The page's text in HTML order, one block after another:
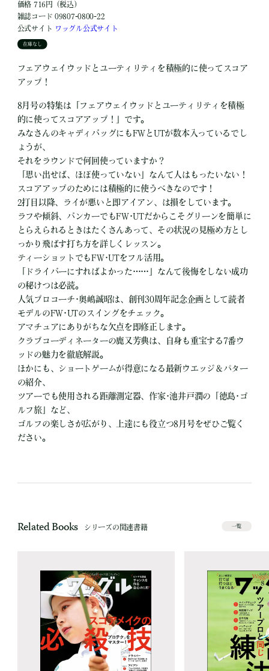
価格 716円（税込）
雑誌コード 09807-0800-22
公式サイト ワッグル公式サイト
在庫なし
フェアウェイウッドとユーティリティを積極的に使ってスコア
アップ！
8月号の特集は「フェアウェイウッドとユーティリティを積極
的に使ってスコアアップ！」です。
みなさんのキャディバッグにもFWとUTが数本入っているでし
ょうが、
それをラウンドで何回使っていますか？
「思い出せば、ほぼ使っていない」なんて人はもったいない！
スコアアップのためには積極的に使うべきなのです！
2打目以降、ライが悪いと即アイアン、は損をしています。
ラフや傾斜、バンカーでもFW･UTだからこそグリーンを簡単に
とらえられるときはたくさんあって、その状況の見極め方とし
っかり飛ばす打ち方を詳しくレッスン。
ティーショットでもFW･UTをフル活用。
「ドライバーにすればよかった……」なんて後悔をしない成功
の秘けつは必読。
人気プロコーチ･奥嶋誠昭は、創刊30周年記念企画として読者
モデルのFW･UTのスイングをチェック。
アマチュアにありがちな欠点を即修正します。
クラブコーディネーターの鹿又芳典は、自身も重宝する7番ウ
ッドの魅力を徹底解説。
ほかにも、ショートゲームが得意になる最新ウエッジ＆パター
の紹介、
ツアーでも使用される距離測定器、作家･池井戸潤の「徳島･ゴ
ルフ旅」など、
ゴルフの楽しさが広がり、上達にも役立つ8月号をぜひご覧く
ださい。
Related Books シリーズの関連書籍 一覧